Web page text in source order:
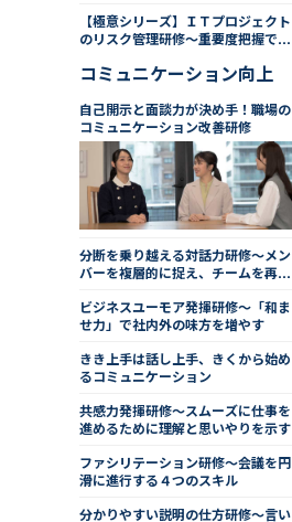
【極意シリーズ】ＩＴプロジェクト
のリスク管理研修～重要度把握で先
コミュニケーション向上
自己開示と面談力が決め手！職場の
コミュニケーション改善研修
分断を乗り越える対話力研修～メン
バーを複層的に捉え、チームを再統
ビジネスユーモア発揮研修～「和ま
せ力」で社内外の味方を増やす
きき上手は話し上手、きくから始め
るコミュニケーション
共感力発揮研修～スムーズに仕事を
進めるために理解と思いやりを示す
ファシリテーション研修～会議を円
滑に進行する４つのスキル
分かりやすい説明の仕方研修～言い